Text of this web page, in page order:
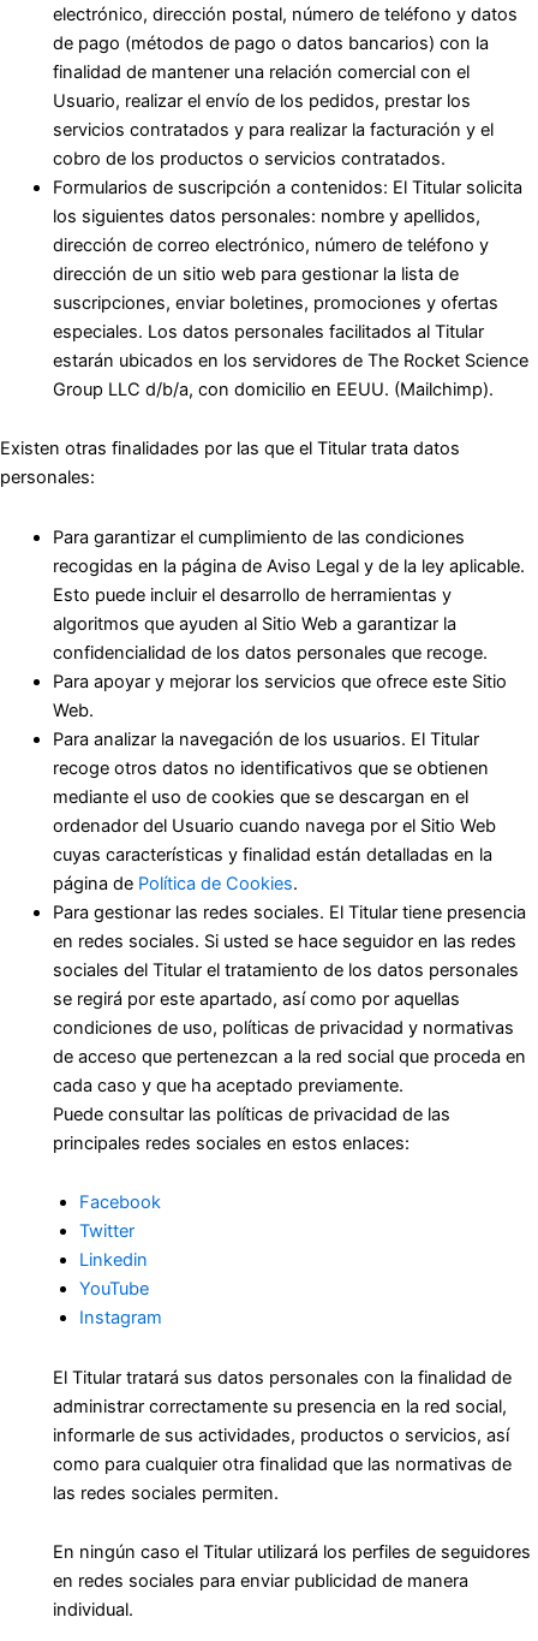
electrónico, dirección postal, número de teléfono y datos
de pago (métodos de pago o datos bancarios) con la
finalidad de mantener una relación comercial con el
Usuario, realizar el envío de los pedidos, prestar los
servicios contratados y para realizar la facturación y el
cobro de los productos o servicios contratados.
Formularios de suscripción a contenidos: El Titular solicita
los siguientes datos personales: nombre y apellidos,
dirección de correo electrónico, número de teléfono y
dirección de un sitio web para gestionar la lista de
suscripciones, enviar boletines, promociones y ofertas
especiales. Los datos personales facilitados al Titular
estarán ubicados en los servidores de The Rocket Science
Group LLC d/b/a, con domicilio en EEUU. (Mailchimp).
Existen otras finalidades por las que el Titular trata datos
personales:
Para garantizar el cumplimiento de las condiciones
recogidas en la página de Aviso Legal y de la ley aplicable.
Esto puede incluir el desarrollo de herramientas y
algoritmos que ayuden al Sitio Web a garantizar la
confidencialidad de los datos personales que recoge.
Para apoyar y mejorar los servicios que ofrece este Sitio
Web.
Para analizar la navegación de los usuarios. El Titular
recoge otros datos no identificativos que se obtienen
mediante el uso de cookies que se descargan en el
ordenador del Usuario cuando navega por el Sitio Web
cuyas características y finalidad están detalladas en la
página de Política de Cookies.
Para gestionar las redes sociales. El Titular tiene presencia
en redes sociales. Si usted se hace seguidor en las redes
sociales del Titular el tratamiento de los datos personales
se regirá por este apartado, así como por aquellas
condiciones de uso, políticas de privacidad y normativas
de acceso que pertenezcan a la red social que proceda en
cada caso y que ha aceptado previamente.
Puede consultar las políticas de privacidad de las
principales redes sociales en estos enlaces:
Facebook
Twitter
Linkedin
YouTube
Instagram
El Titular tratará sus datos personales con la finalidad de
administrar correctamente su presencia en la red social,
informarle de sus actividades, productos o servicios, así
como para cualquier otra finalidad que las normativas de
las redes sociales permiten.
En ningún caso el Titular utilizará los perfiles de seguidores
en redes sociales para enviar publicidad de manera
individual.